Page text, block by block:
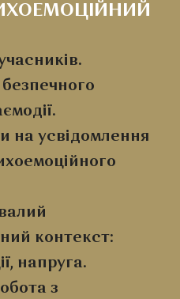
на усвідомлення
контекст:
напруга.
з